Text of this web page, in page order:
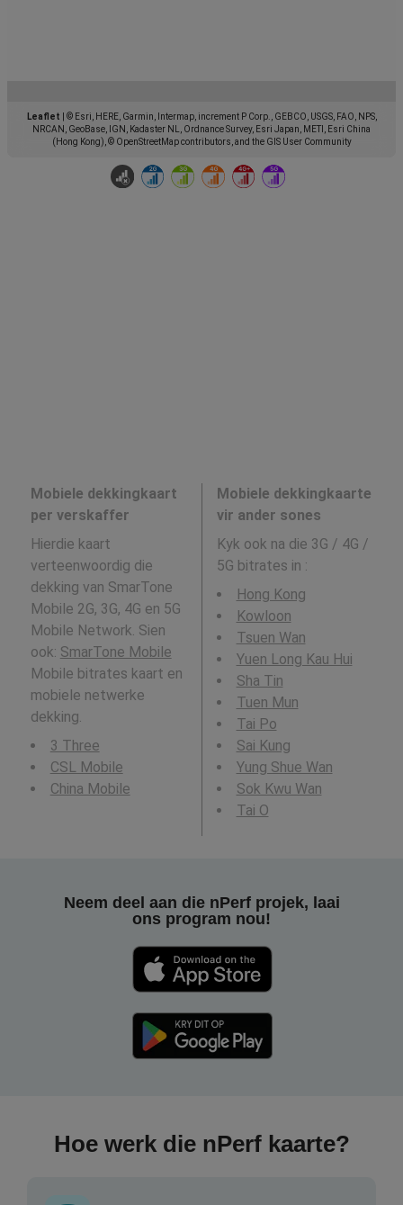
Leaflet
© Esri, HERE, Garmin, Intermap, increment P Corp., GEBCO, USGS, FAO, NPS,
NRCAN, GeoBase, IGN, Kadaster NL, Ordnance Survey, Esri Japan, METI, Esri China
(Hong Kong), © OpenStreetMap contributors, and the GIS User Community
Mobiele dekkingkaart
per verskaffer
Hierdie kaart
verteenwoordig die
dekking van SmarTone
Mobile 2G, 3G, 4G en 5G
Mobile Network. Sien
ook: SmarTone Mobile
Mobile bitrates kaart en
mobiele netwerke
dekking.
3 Three
CSL Mobile
China Mobile
Mobiele dekkingkaarte
vir ander sones
Kyk ook na die 3G / 4G /
5G bitrates in :
Hong Kong
Kowloon
Tsuen Wan
Yuen Long Kau Hui
Sha Tin
Tuen Mun
Tai Po
Sai Kung
Yung Shue Wan
Sok Kwu Wan
Tai O
Neem deel aan die nPerf projek, laai
ons program nou!
Hoe werk die nPerf kaarte?